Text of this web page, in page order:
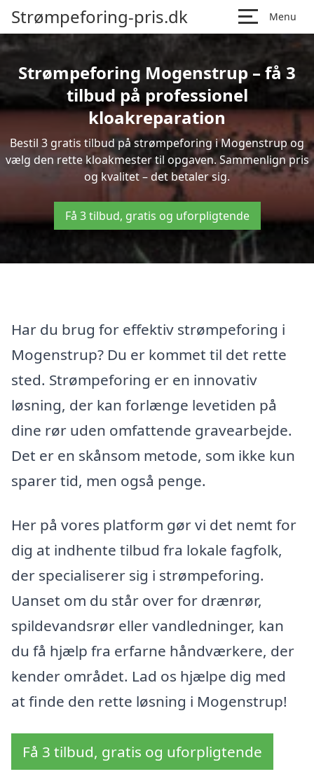
Strømpeforing-pris.dk Menu
Strømpeforing Mogenstrup – få 3
tilbud på professionel
kloakreparation
Bestil 3 gratis tilbud på strømpeforing i Mogenstrup og
vælg den rette kloakmester til opgaven. Sammenlign pris
og kvalitet – det betaler sig.
Få 3 tilbud, gratis og uforpligtende
Har du brug for effektiv strømpeforing i
Mogenstrup? Du er kommet til det rette
sted. Strømpeforing er en innovativ
løsning, der kan forlænge levetiden på
dine rør uden omfattende gravearbejde.
Det er en skånsom metode, som ikke kun
sparer tid, men også penge.
Her på vores platform gør vi det nemt for
dig at indhente tilbud fra lokale fagfolk,
der specialiserer sig i strømpeforing.
Uanset om du står over for drænrør,
spildevandsrør eller vandledninger, kan
du få hjælp fra erfarne håndværkere, der
kender området. Lad os hjælpe dig med
at finde den rette løsning i Mogenstrup!
Få 3 tilbud, gratis og uforpligtende